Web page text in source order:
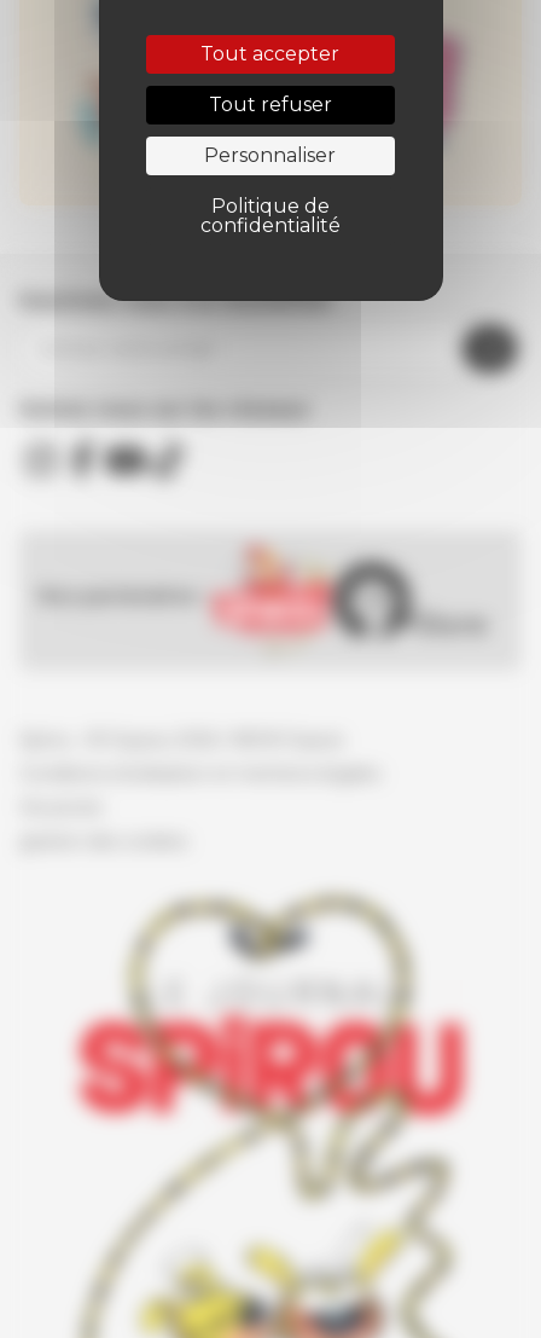
Tout accepter
Tout refuser
Personnaliser
Politique de
confidentialité
Inscrivez-vous à la newsletter